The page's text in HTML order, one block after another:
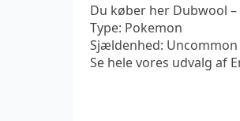
Du køber her Dubwool –
Type: Pokemon
Sjældenhed: Uncommon
Se hele vores udvalg af